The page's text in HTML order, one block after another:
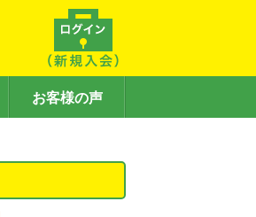
お客様の声